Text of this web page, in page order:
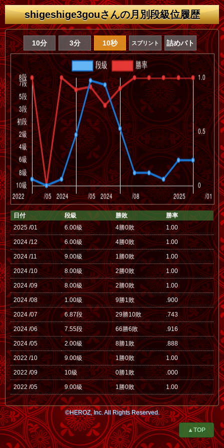
shigeshige3gouさんの月別段級位履歴
10分 3分 10秒 スプリント 詰めバト
日付 段級 勝敗
勝率
2025 /01
6.00級 4勝0敗 1.00
2024 /12 6.00級 4勝0敗 1.00
2024 /11 9.00級 1勝0敗 1.00
2024 /10 8.00級 2勝0敗 1.00
2024 /09 8.00級 2勝0敗 1.00
2024 /08 1.00級 9勝1敗 .900
2024 /07 6.87段 29勝10敗 .743
2024 /06 7.55段 66勝6敗 .916
2024 /05 2.00級 8勝1敗 .888
2022 /10 9.00級 1勝0敗 1.00
2022 /09 10級 0勝1敗 .000
2022 /05 9.00級 1勝0敗 1.00
©HEROZ, Inc. All Rights Reserved.
▲TOP